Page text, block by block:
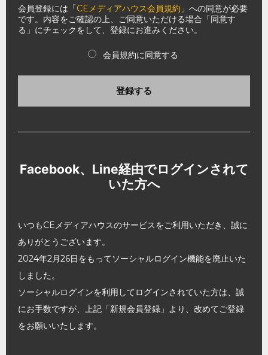
会員登録には「CEメディアハウス会員規約 」への同意が必要
です。内容をご確認の上、ご同意いただける場合「同意す
る」にチェックをして、登録にお進みください。
会員規約に同意する
登録する
Facebook、Line経由でログインされて
いた方へ
いつもCEメディアハウスのサービスをご利用いただき、誠に
ありがとうございます。
2024年2月26日をもってソーシャルログイン機能を廃止いた
しました。
ソーシャルログインを利用してログインされていた方は、誠
にお手数ですが、上記「新規会員登録」より、改めてご登録
をお願いいたします。